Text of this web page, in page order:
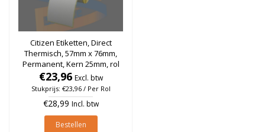
Citizen Etiketten, Direct
Thermisch, 57mm x 76mm,
Permanent, Kern 25mm, rol
à 930 stuks
€23,96 Excl. btw
Stukprijs: €23,96 / Per Rol
€28,99 Incl. btw
Bestellen